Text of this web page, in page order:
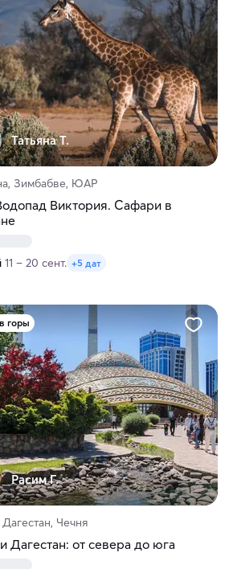
Татьяна Т.
Зимбабве, ЮАР
Виктория. Сафари в
11 – 20 сент. +5 дат
горы
Расим Г.
Чечня
Дагестан: от севера до юга